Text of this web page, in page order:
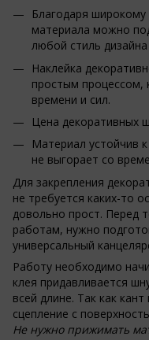
Благодаря
материала можно
любой стиль
Наклейка
простым процессом,
времени и сил.
Цена декоративных
Материал устойчив
не выгорает со
Для закрепления
не требуется каких-то
довольно прост. Перед
работам, нужно
универсальный
Работу необходимо
клея придавливается
всей длине. Так как
сцепление с
Не нужно прижимать